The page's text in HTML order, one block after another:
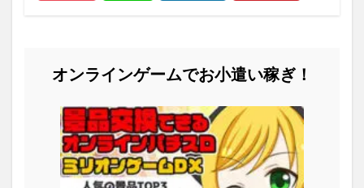
オンラインゲームでお小遣い稼ぎ！